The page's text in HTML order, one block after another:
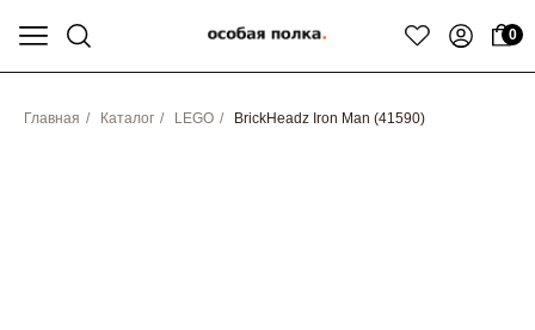
0
Главная / Каталог / LEGO / BrickHeadz Iron Man (41590)